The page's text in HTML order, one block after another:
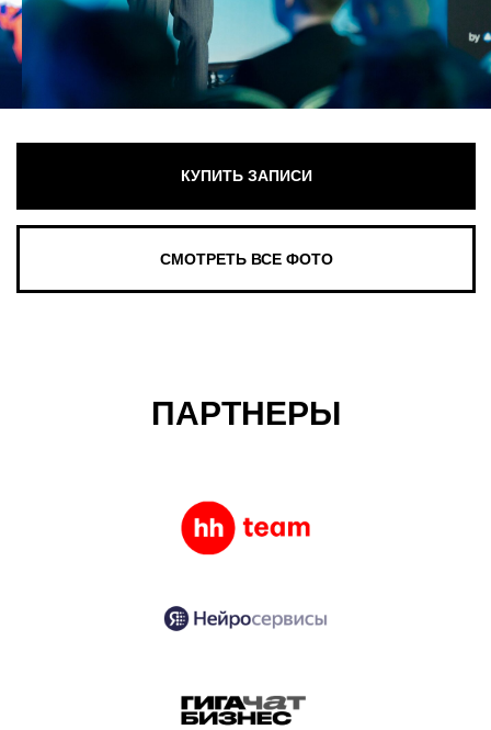
ПАРТНЕРЫ